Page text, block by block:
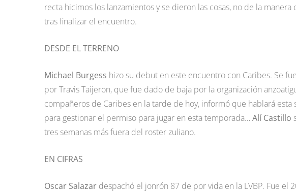
recta hicimos los lanzamientos y se dieron las cosas, no de la
tras finalizar el encuentro.
DESDE EL TERRENO
Michael Burgess hizo su debut en este encuentro con Caribes. Se
por Travis Taijeron, que fue dado de baja por la organización
compañeros de Caribes en la tarde de hoy, informó que hablará
para gestionar el permiso para jugar en esta temporada… Alí Castillo
tres semanas más fuera del roster zuliano.
EN CIFRAS
Oscar Salazar despachó el jonrón 87 de por vida en la LVBP. Fue el